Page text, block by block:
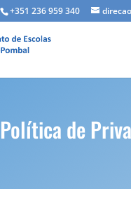
+351 236 959 340
Política de